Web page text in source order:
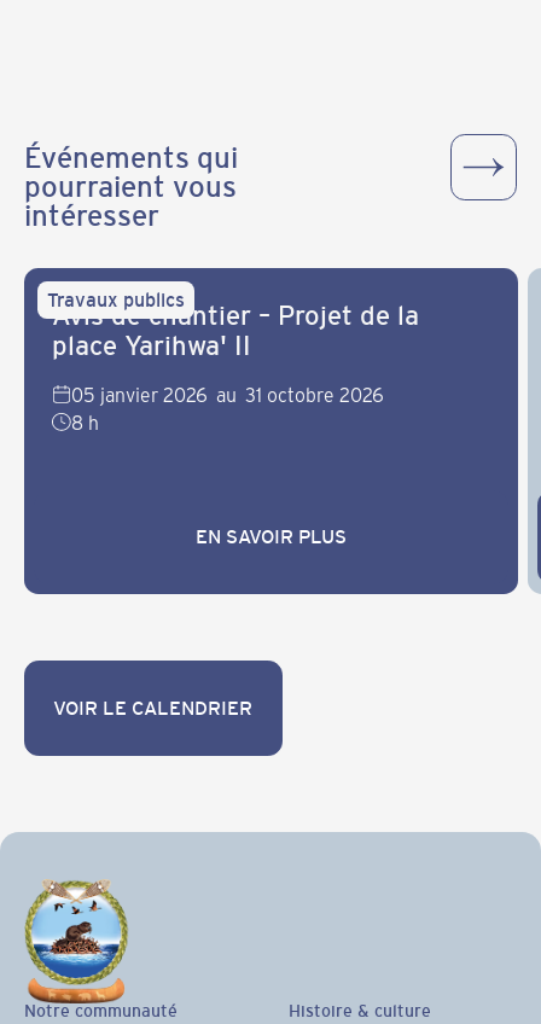
Événements qui
pourraient vous
intéresser
Travaux publics
Avis de chantier – Projet de la
place Yarihwa' II
05 janvier 2026 au 31 octobre 2026
8 h
EN SAVOIR PLUS
EN SAVOIR PLUS
VOIR LE CALENDRIER
VOIR LE CALENDRIER
Notre communauté
Histoire & culture